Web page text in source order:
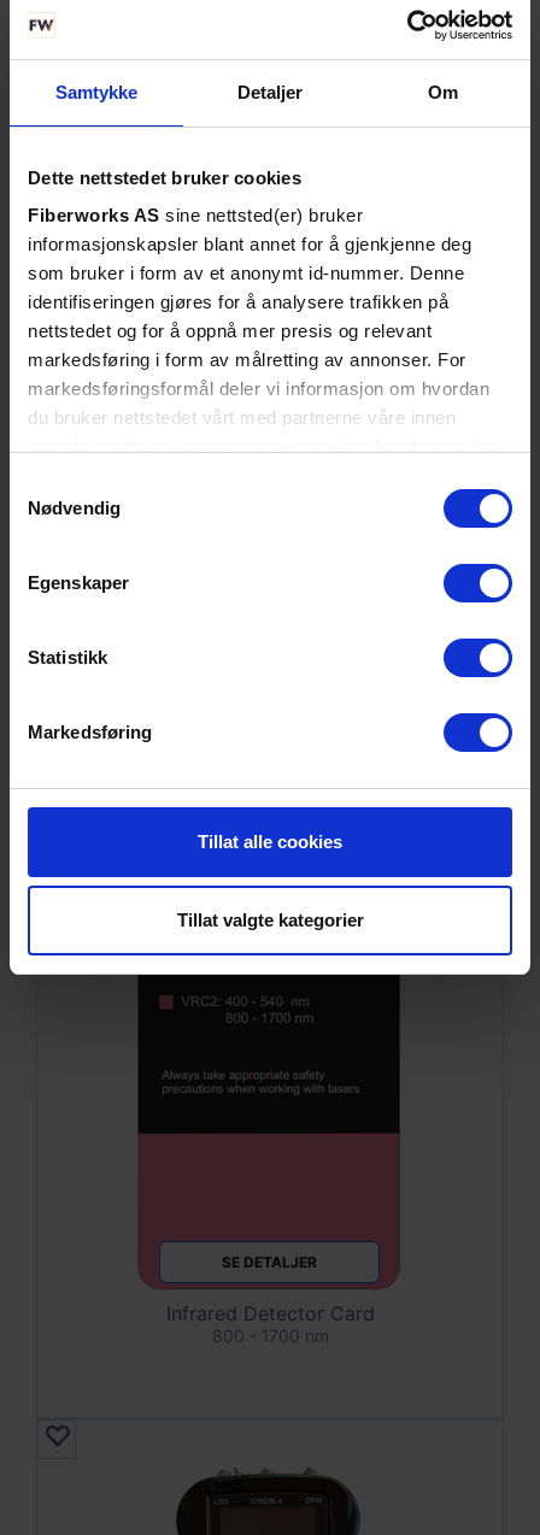
Samtykke Detaljer Om
Dette nettstedet bruker cookies
Fiberworks AS sine nettsted(er) bruker
informasjonskapsler blant annet for å gjenkjenne deg
som bruker i form av et anonymt id-nummer. Denne
identifiseringen gjøres for å analysere trafikken på
nettstedet og for å oppnå mer presis og relevant
markedsføring i form av målretting av annonser. For
markedsføringsformål deler vi informasjon om hvordan
du bruker nettstedet vårt med partnerne våre innen
eller som de har samlet inn gjennom din bruk av
tjenestene deres. Les mer om hvilke opplysninger vi
personvernerklæring
Nødvendig
Egenskaper
Statistikk
Markedsføring
Tillat alle cookies
Tillat valgte kategorier
Snor SM DPX LC/APC-LC/UPC xx m
9/OS2 G.657.A2 2x ø2mm Gul
9/OS2 G.657.A2 2x ø2mm Gul
SE DETALJER
Infrared Detector Card
800 - 1700 nm